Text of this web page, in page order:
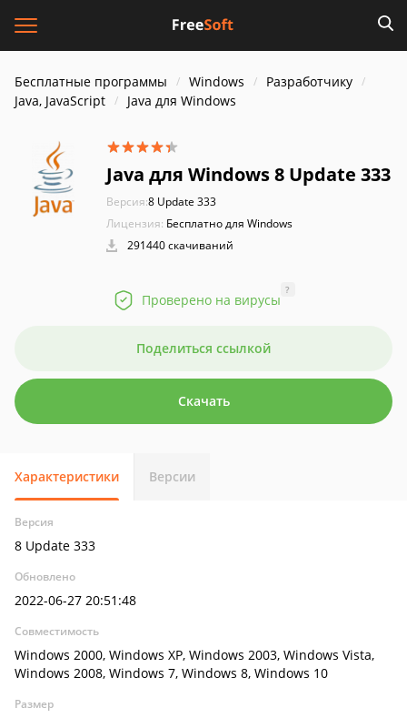
Бесплатные программы Windows
Разработчику
Java, JavaScript
Java для Windows
Java для Windows 8 Update 333
Версия:8 Update 333
Лицензия: Бесплатно для Windows
291440 скачиваний
Проверено на вирусы
?
Поделиться ссылкой
Скачать
Характеристики Версии
Версия
8 Update 333
Обновлено
2022-06-27 20:51:48
Совместимость
Windows 2000, Windows XP, Windows 2003, Windows Vista,
Windows 2008, Windows 7, Windows 8, Windows 10
Размер